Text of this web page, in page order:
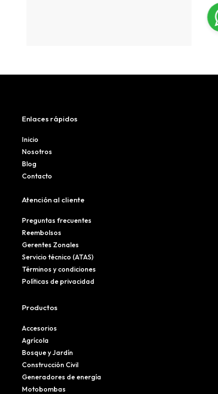
Enlaces rápidos
Inicio
Nosotros
Blog
Contacto
Atención al cliente
Preguntas frecuentes
Reembolsos
Gerentes Zonales
Servicio técnico (ATAS)
Términos y condiciones
Políticas de privacidad
Productos
Accesorios
Agrícola
Bosque y Jardín
Construcción Civil
Generadores de energía
Motobombas